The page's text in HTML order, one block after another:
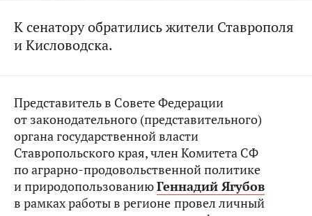
К сенатору обратились жители Ставрополя
и Кисловодска.
Представитель в Совете Федерации
от законодательного (представительного)
органа государственной власти
Ставропольского края, член Комитета СФ
по аграрно-продовольственной политике
и природопользованиюГеннадий Ягубов
в рамках работы в регионе провел личный